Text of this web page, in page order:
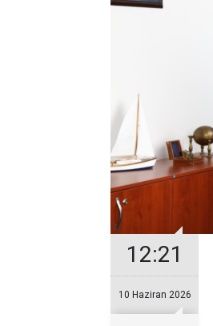
12:21
10 Haziran 2026